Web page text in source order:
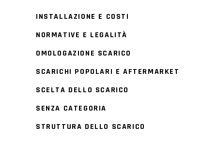
INSTALLAZIONE E COSTI
NORMATIVE E LEGALITÀ
OMOLOGAZIONE SCARICO
SCARICHI POPOLARI E AFTERMARKET
SCELTA DELLO SCARICO
SENZA CATEGORIA
STRUTTURA DELLO SCARICO